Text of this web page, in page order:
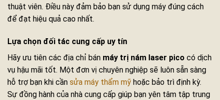
thuật viên. Điều này đảm bảo bạn sử dụng máy đúng cách
để đạt hiệu quả cao nhất.
Lựa chọn đối tác cung cấp uy tín
Hãy ưu tiên các địa chỉ bán máy trị nám laser pico có dịch
vụ hậu mãi tốt. Một đơn vị chuyên nghiệp sẽ luôn sẵn sàng
hỗ trợ bạn khi cần sửa máy thẩm mỹ hoặc bảo trì định kỳ.
Sự đồng hành của nhà cung cấp giúp bạn yên tâm tập trung